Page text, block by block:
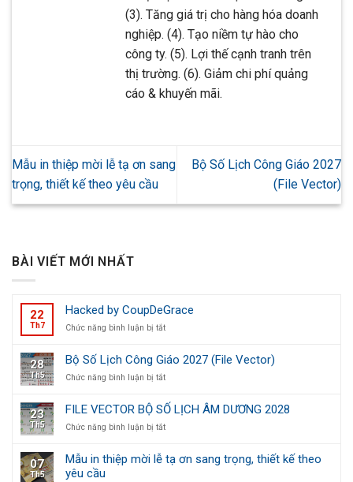
(3). Tăng giá trị cho hàng hóa doanh
nghiệp. (4). Tạo niềm tự hào cho
công ty. (5). Lợi thế cạnh tranh trên
thị trường. (6). Giảm chi phí quảng
cáo & khuyến mãi.
Mẫu in thiệp mời lễ tạ ơn sang
trọng, thiết kế theo yêu cầu
Bộ Số Lịch Công Giáo 2027
(File Vector)
BÀI VIẾT MỚI NHẤT
22
Th7
Hacked by CoupDeGrace
Chức năng bình luận bị tắtở
CoupDeGrace
28
Th5
Bộ Số Lịch Công Giáo 2027 (File Vector)
Chức năng bình luận bị tắtở
Số
Lịch
Công
(File
23
Th5
FILE VECTOR BỘ SỐ LỊCH ÂM DƯƠNG 2028
Chức năng bình luận bị tắtở
BỘ
07
Th5
Mẫu in thiệp mời lễ tạ ơn sang trọng, thiết kế theo
yêu cầu